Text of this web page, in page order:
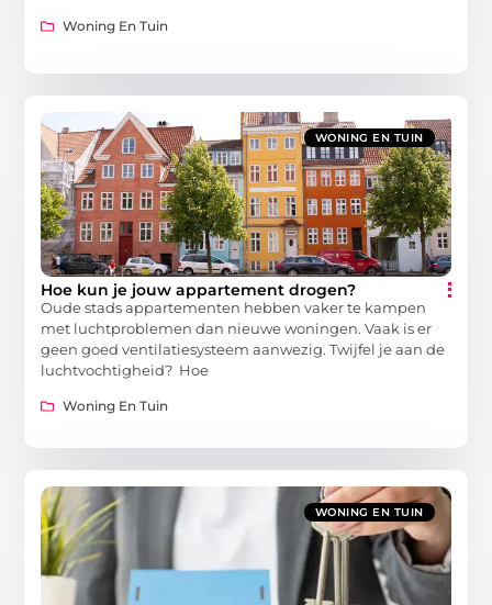
Woning En Tuin
WONING EN TUIN
Hoe kun je jouw appartement drogen?
Oude stads appartementen hebben vaker te kampen
met luchtproblemen dan nieuwe woningen. Vaak is er
geen goed ventilatiesysteem aanwezig. Twijfel je aan de
luchtvochtigheid? Hoe
Woning En Tuin
WONING EN TUIN